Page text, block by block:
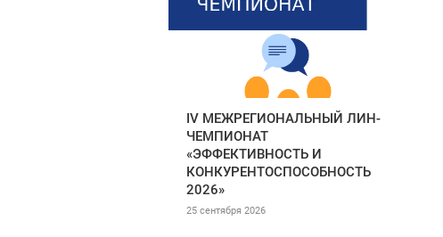
IV МЕЖРЕГИОНАЛЬНЫЙ ЛИН-
ЧЕМПИОНАТ
«ЭФФЕКТИВНОСТЬ И
КОНКУРЕНТОСПОСОБНОСТЬ
2026»
25 сентября 2026